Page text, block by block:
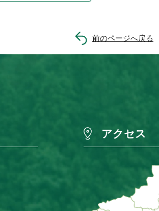
前のページへ戻る
アクセス